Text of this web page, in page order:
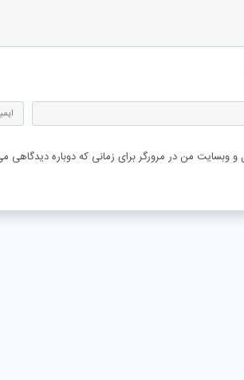
و وبسایت من در مرورگر برای زمانی که دوباره دیدگاهی